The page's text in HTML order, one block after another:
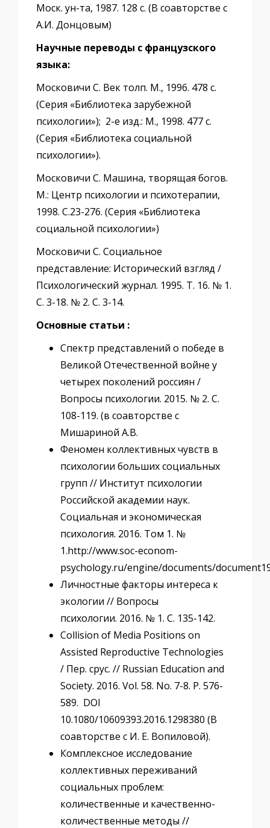
Моск. ун-та, 1987. 128 с. (В соавторстве с
А.И. Донцовым)
Научные переводы с французского
языка:
Московичи С. Век толп. М., 1996. 478 с.
(Серия «Библиотека зарубежной
психологии»); 2-е изд.: М., 1998. 477 с.
(Серия «Библиотека социальной
психологии»).
Московичи С. Машина, творящая богов.
М.: Центр психологии и психотерапии,
1998. С.23-276. (Серия «Библиотека
социальной психологии»)
Московичи С. Социальное
представление: Исторический взгляд /
Психологический журнал. 1995. Т. 16. № 1.
С. 3-18. № 2. С. 3-14.
Основные статьи :
Спектр представлений о победе в
Великой Отечественной войне у
четырех поколений россиян /
Вопросы психологии. 2015. № 2. С.
108-119. (в соавторстве с
Мишариной А.В.
Феномен коллективных чувств в
психологии больших социальных
групп // Институт психологии
Российской академии наук.
Социальная и экономическая
психология. 2016. Том 1. №
1.http://www.soc-econom-
psychology.ru/engine/documents/
Личностные факторы интереса к
экологии // Вопросы
психологии. 2016. № 1. С. 135-142.
Collision of Media Positions on
Assisted Reproductive Technologies
/ Пер. срус. // Russian Education and
Society. 2016. Vol. 58. No. 7-8. P. 576-
589. DOI
10.1080/10609393.2016.1298380 (В
соавторстве с И. Е. Вопиловой).
Комплексное исследование
коллективных переживаний
социальных проблем:
количественные и качественно-
количественные методы //